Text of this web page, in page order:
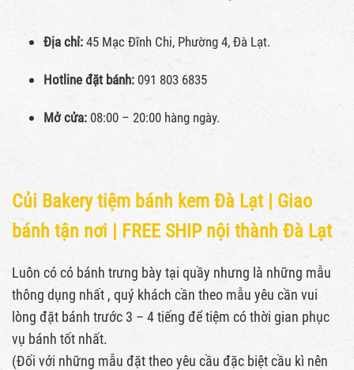
Địa chỉ: 45 Mạc Đĩnh Chi, Phường 4, Đà Lạt.
Hotline đặt bánh: 091 803 6835
Mở cửa: 08:00 – 20:00 hàng ngày.
Củi Bakery tiệm bánh kem Đà Lạt | Giao
bánh tận nơi | FREE SHIP nội thành Đà Lạt
Luôn có có bánh trưng bày tại quầy nhưng là những mẫu
thông dụng nhất , quý khách cần theo mẫu yêu cần vui
lòng đặt bánh trước 3 – 4 tiếng để tiệm có thời gian phục
vụ bánh tốt nhất.
(Đối với những mẫu đặt theo yêu cầu đặc biệt cầu kì nên